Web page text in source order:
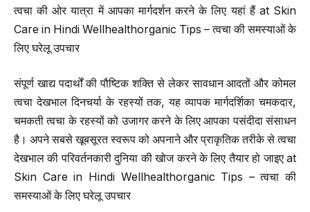
त्वचा की ओर यात्रा में आपका मार्गदर्शन करने के लिए यहां हैं at Skin
Care in Hindi Wellhealthorganic Tips – त्वचा की समस्याओं के
लिए घरेलू उपचार
संपूर्ण खाद्य पदार्थों की पौष्टिक शक्ति से लेकर सावधान आदतों और कोमल
त्वचा देखभाल दिनचर्या के रहस्यों तक, यह व्यापक मार्गदर्शिका चमकदार,
चमकती त्वचा के रहस्यों को उजागर करने के लिए आपका पसंदीदा संसाधन
है। अपने सबसे खूबसूरत स्वरूप को अपनाने और प्राकृतिक तरीके से त्वचा
देखभाल की परिवर्तनकारी दुनिया की खोज करने के लिए तैयार हो जाइए at
Skin Care in Hindi Wellhealthorganic Tips – त्वचा की
समस्याओं के लिए घरेलू उपचार